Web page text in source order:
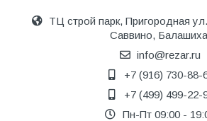
ТЦ строй парк, Пригородная
Саввино, Балашиха
info@rezar.ru
+7 (916) 730-88-
+7 (499) 499-22-
Пн-Пт 09:00 -